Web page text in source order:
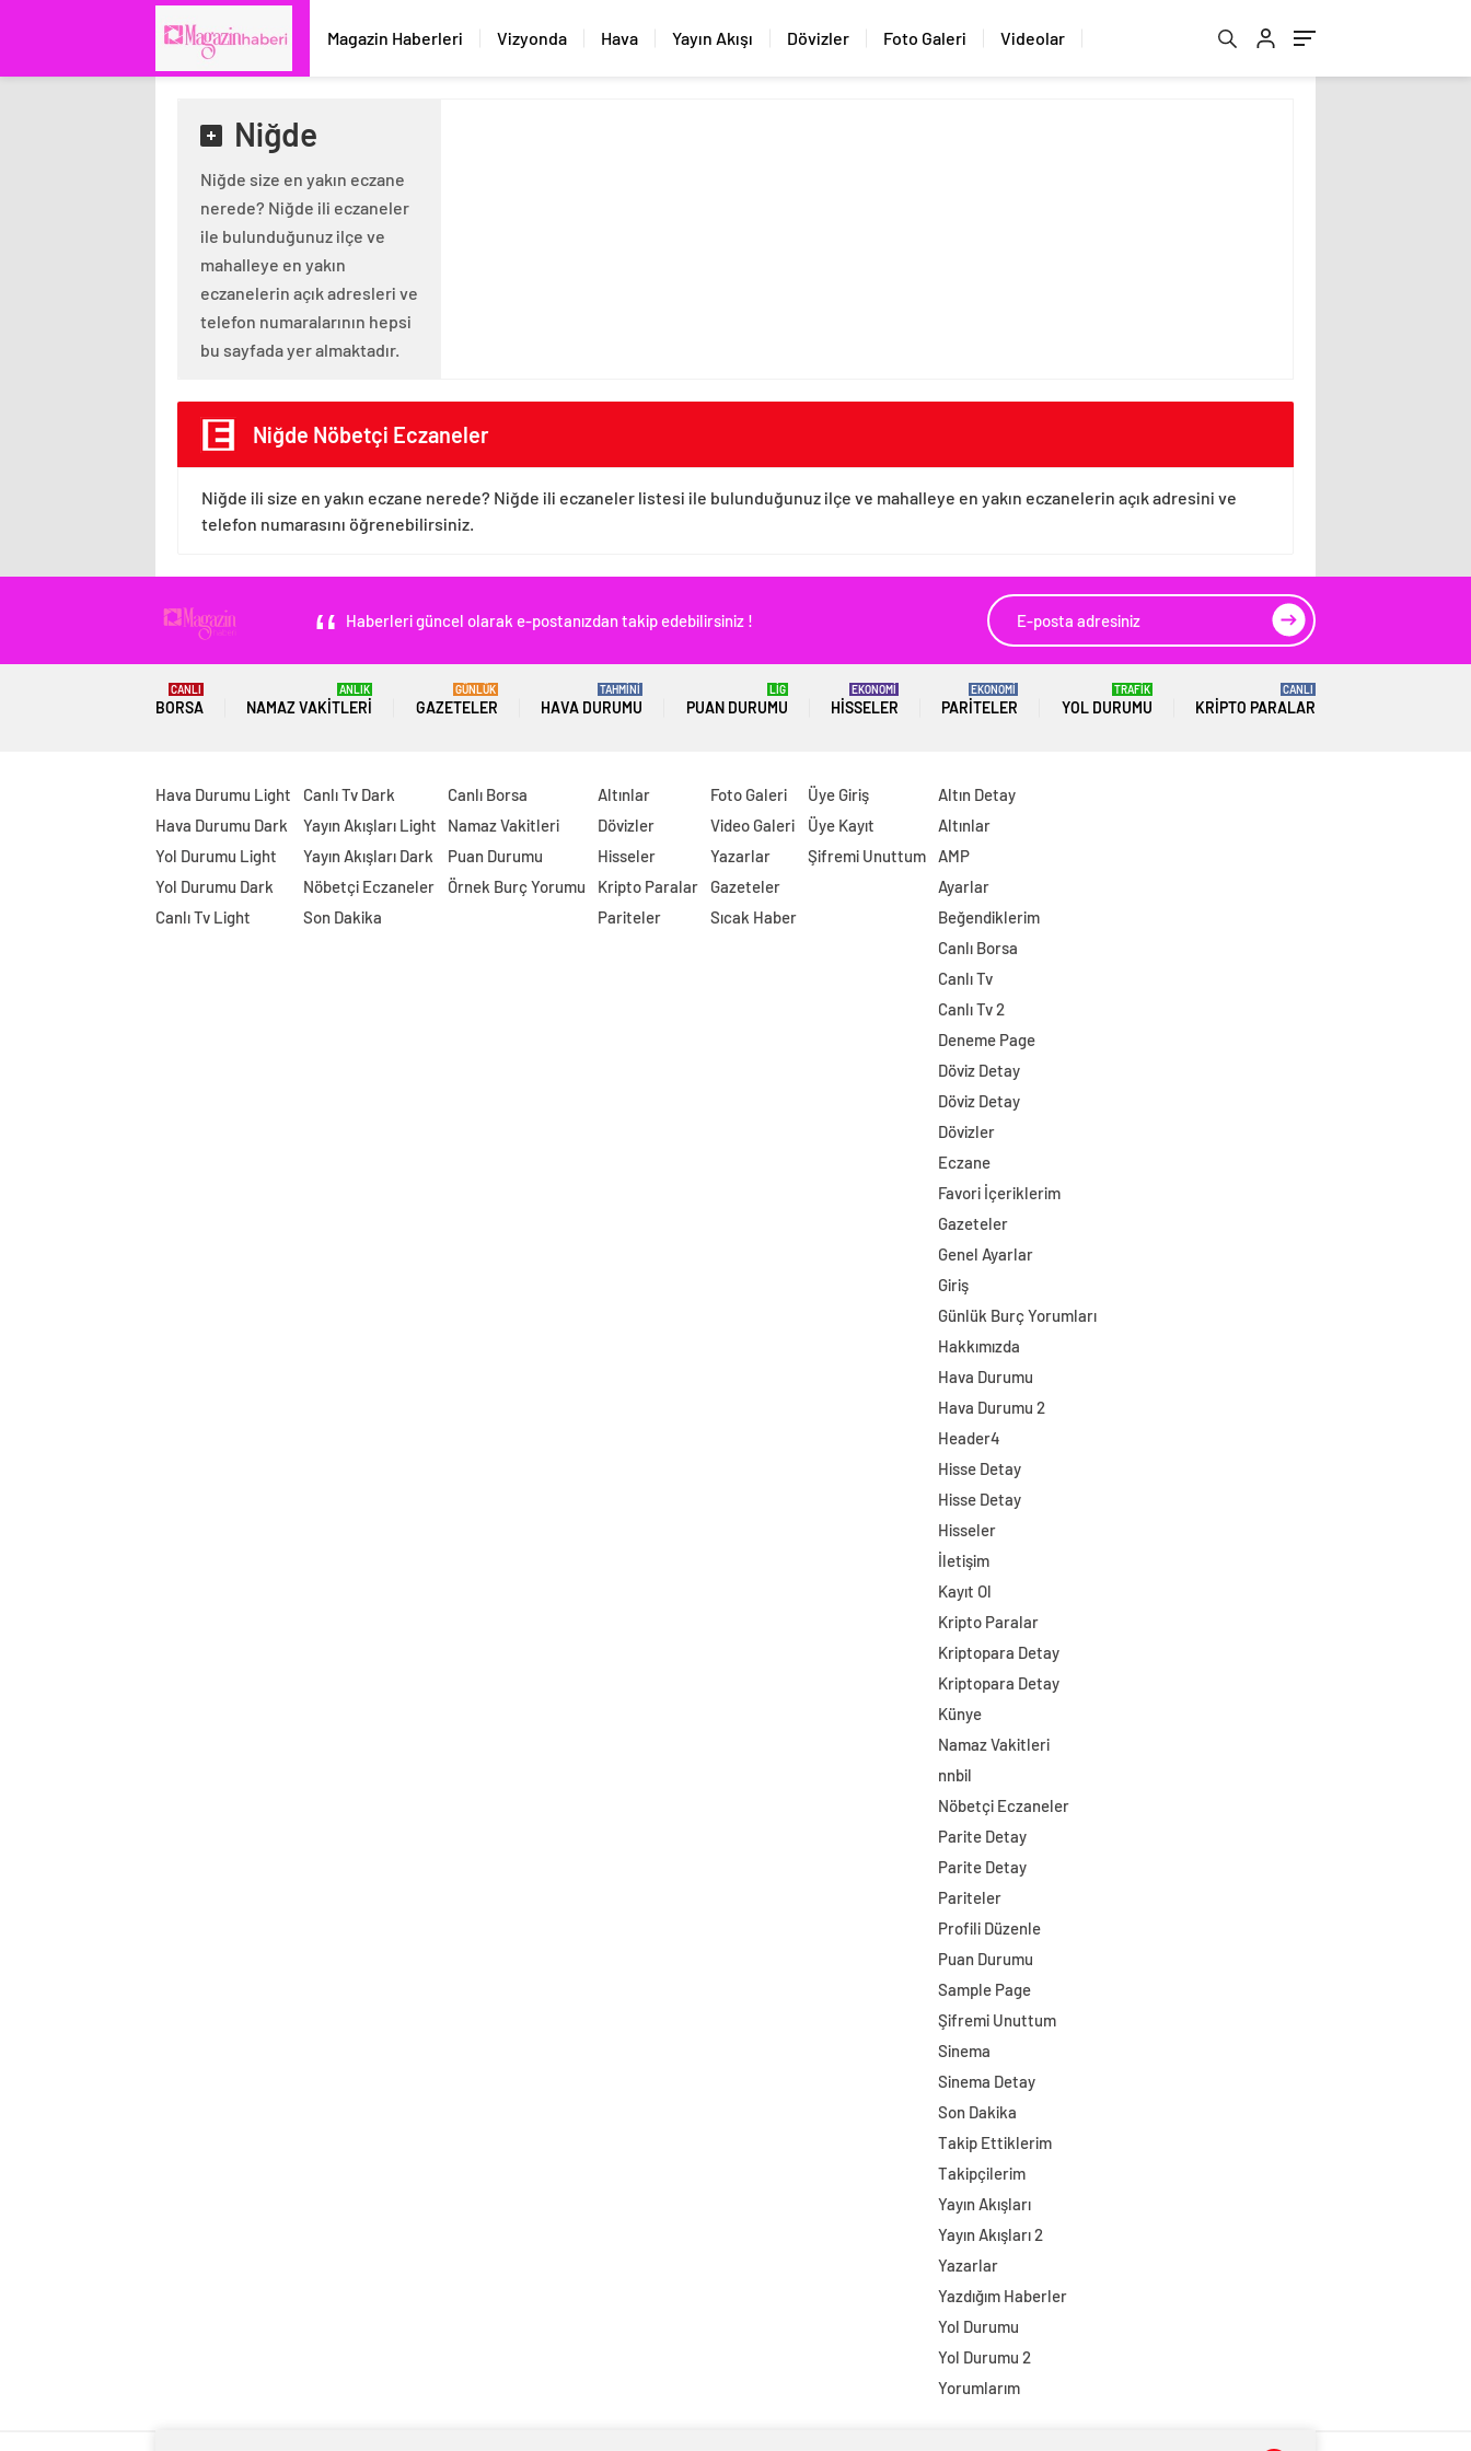
Magazin Haberleri Vizyonda Hava Yayın Akışı Dövizler Foto Galeri Videolar
Niğde
Niğde size en yakın eczane
nerede? Niğde ili eczaneler
ile bulunduğunuz ilçe ve
mahalleye en yakın
eczanelerin açık adresleri ve
telefon numaralarının hepsi
bu sayfada yer almaktadır.
Niğde Nöbetçi Eczaneler
Niğde ili size en yakın eczane nerede? Niğde ili eczaneler listesi ile bulunduğunuz ilçe ve mahalleye en yakın eczanelerin açık adresini ve
telefon numarasını öğrenebilirsiniz.
Haberleri güncel olarak e-postanızdan takip edebilirsiniz !
BORSA
CANLI
NAMAZ VAKITLERI
ANLIK
GAZETELER
GÜNLÜK
HAVA DURUMU
TAHMİNİ
PUAN DURUMU
LİG
HISSELER
EKONOMİ
PARITELER
EKONOMİ
YOL DURUMU
TRAFİK
KRIPTO PARALAR
CANLI
Hava Durumu Light
Hava Durumu Dark
Yol Durumu Light
Yol Durumu Dark
Canlı Tv Light
Canlı Tv Dark
Yayın Akışları Light
Yayın Akışları Dark
Nöbetçi Eczaneler
Son Dakika
Canlı Borsa
Namaz Vakitleri
Puan Durumu
Örnek Burç Yorumu
Altınlar
Dövizler
Hisseler
Kripto Paralar
Pariteler
Foto Galeri
Video Galeri
Yazarlar
Gazeteler
Sıcak Haber
Üye Giriş
Üye Kayıt
Şifremi Unuttum
Altın Detay
Altınlar
AMP
Ayarlar
Beğendiklerim
Canlı Borsa
Canlı Tv
Canlı Tv 2
Deneme Page
Döviz Detay
Döviz Detay
Dövizler
Eczane
Favori İçeriklerim
Gazeteler
Genel Ayarlar
Giriş
Günlük Burç Yorumları
Hakkımızda
Hava Durumu
Hava Durumu 2
Header4
Hisse Detay
Hisse Detay
Hisseler
İletişim
Kayıt Ol
Kripto Paralar
Kriptopara Detay
Kriptopara Detay
Künye
Namaz Vakitleri
nnbil
Nöbetçi Eczaneler
Parite Detay
Parite Detay
Pariteler
Profili Düzenle
Puan Durumu
Sample Page
Şifremi Unuttum
Sinema
Sinema Detay
Son Dakika
Takip Ettiklerim
Takipçilerim
Yayın Akışları
Yayın Akışları 2
Yazarlar
Yazdığım Haberler
Yol Durumu
Yol Durumu 2
Yorumlarım